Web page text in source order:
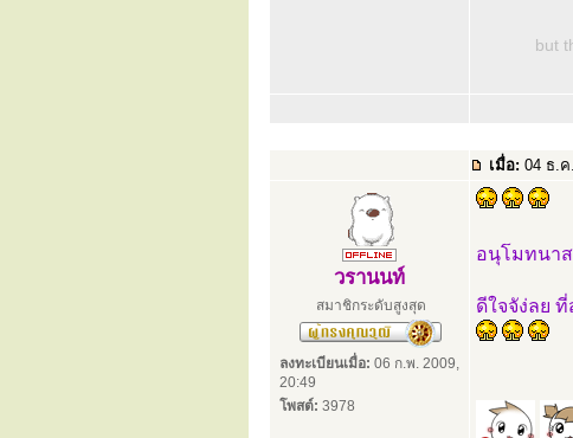
but
เมื่อ: 04 ธ.ค
วรานนท์
สมาชิกระดับสูงสุด
ลงทะเบียนเมื่อ: 06 ก.พ. 2009,
20:49
โพสต์: 3978
อนุโมทนา
ดีใจจัง่ลย